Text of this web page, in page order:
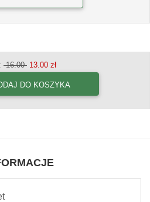
16.00 13.00 zł
DO KOSZYKA